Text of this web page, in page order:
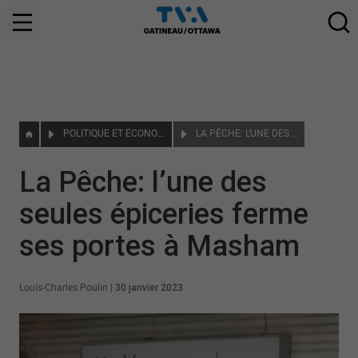
POLITIQUE ET ÉCONOMIE LA PÊCHE: L’UNE DES SEULES ÉPICERIES FERME SES PORTES À MASHAM
La Pêche: l’une des
seules épiceries ferme
ses portes à Masham
Louis-Charles Poulin 30 janvier 2023